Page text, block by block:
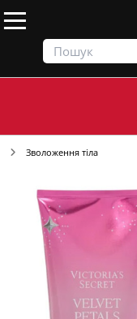
Зволоження тіла